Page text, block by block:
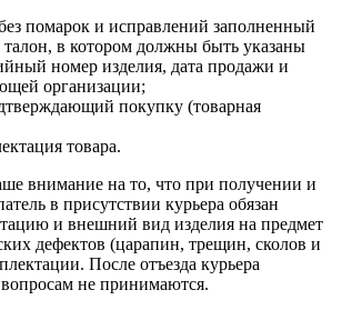
помарок и исправлений заполненный
в котором должны быть указаны
номер изделия, дата продажи и
организации;
покупку (товарная
товара.
внимание на то, что при получении и
в присутствии курьера обязан
и внешний вид изделия на предмет
дефектов (царапин, трещин, сколов и
После отъезда курьера
не принимаются.